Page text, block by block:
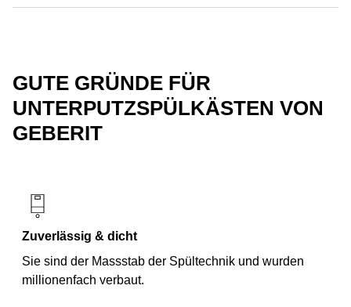
GUTE GRÜNDE FÜR
UNTERPUTZSPÜLKÄSTEN VON
GEBERIT
Zuverlässig & dicht
Sie sind der Massstab der Spültechnik und wurden
millionenfach verbaut.